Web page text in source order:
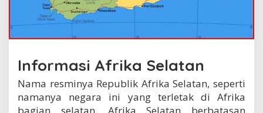
Informasi Afrika Selatan
Nama resminya Republik Afrika Selatan, seperti
namanya negara ini yang terletak di Afrika